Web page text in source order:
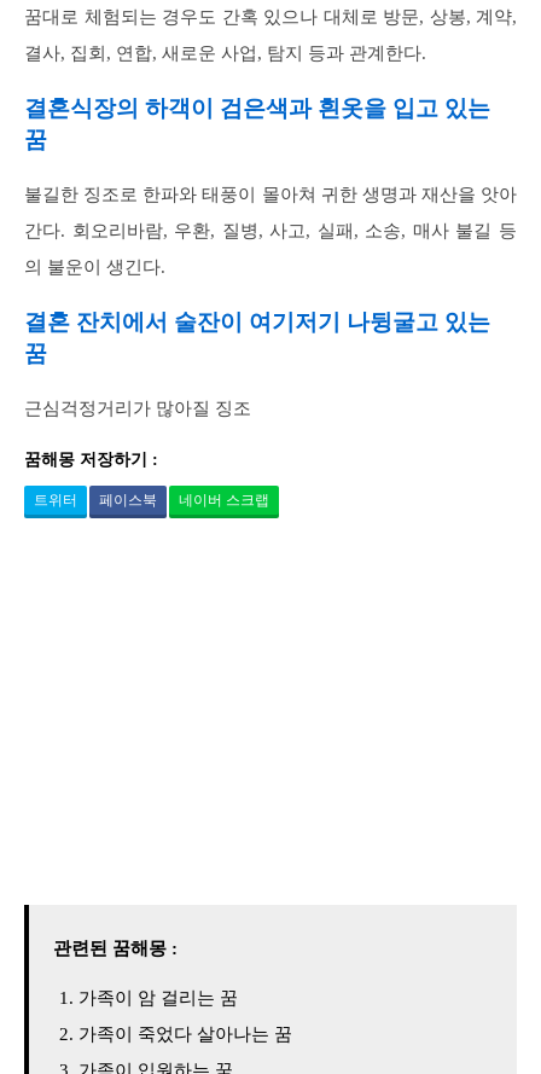
꿈대로 체험되는 경우도 간혹 있으나 대체로 방문, 상봉, 계약,
결사, 집회, 연합, 새로운 사업, 탐지 등과 관계한다.
결혼식장의 하객이 검은색과 흰옷을 입고 있는
꿈
불길한 징조로 한파와 태풍이 몰아쳐 귀한 생명과 재산을 앗아
간다. 회오리바람, 우환, 질병, 사고, 실패, 소송, 매사 불길 등
의 불운이 생긴다.
결혼 잔치에서 술잔이 여기저기 나뒹굴고 있는
꿈
근심걱정거리가 많아질 징조
꿈해몽 저장하기 :
트위터 페이스북 네이버 스크랩
관련된 꿈해몽 :
가족이 암 걸리는 꿈
가족이 죽었다 살아나는 꿈